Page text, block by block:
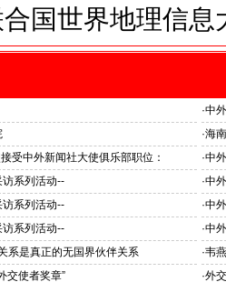
国世界地理信
使馆举办“芒果节”
·中
医
·海
海
受中外新闻社大使俱乐部职位：
·中
系列活动--
·中
“科
系列活动--
·中
小
系列活动--
影响力的应用示范高地
·中
招待
系是真正的无国界伙伴关系 ·韦
与
交使者奖章”
·外